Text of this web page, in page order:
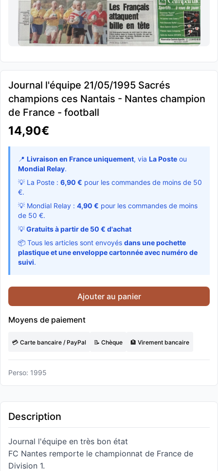
Journal l'équipe 21/05/1995 Sacrés
champions ces Nantais - Nantes champion
de France - football
14,90€
📍 Livraison en France uniquement, via La Poste ou
Mondial Relay.
💡 La Poste : 6,90 € pour les commandes de moins de 50
€.
💡 Mondial Relay : 4,90 € pour les commandes de moins
de 50 €.
💡Gratuits à partir de 50 € d'achat
📦 Tous les articles sont envoyés dans une pochette
plastique et une enveloppe cartonnée avec numéro de
suivi.
Ajouter au panier
Moyens de paiement
💳 Carte bancaire / PayPal 📝 Chèque 🏦 Virement bancaire
Perso: 1995
Description
Journal l'équipe en très bon état
FC Nantes remporte le championnat de France de
Division 1.